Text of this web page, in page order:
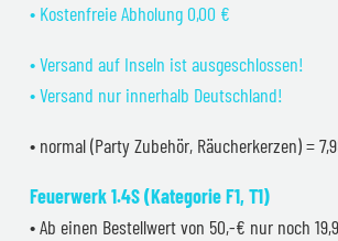
• Kostenfreie Abholung 0,00 €
• Versand auf Inseln ist ausgeschlossen!
• Versand nur innerhalb Deutschland!
• normal (Party Zubehör, Räucherkerzen) =
Feuerwerk 1.4S (Kategorie F1, T1)
• Ab einen Bestellwert von 50,-€ nur noch